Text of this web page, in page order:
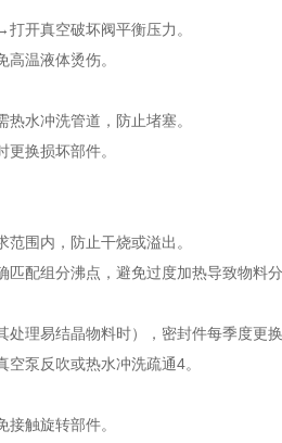
开真空破坏阀平衡压力。
温液体烫伤。
水冲洗管道，防止堵塞。
换损坏部件。
围内，防止干烧或溢出。
配组分沸点，避免过度加热导致物料分
理易结晶物料时），密封件每季度更换
泵反吹或热水冲洗疏通4。
触旋转部件。